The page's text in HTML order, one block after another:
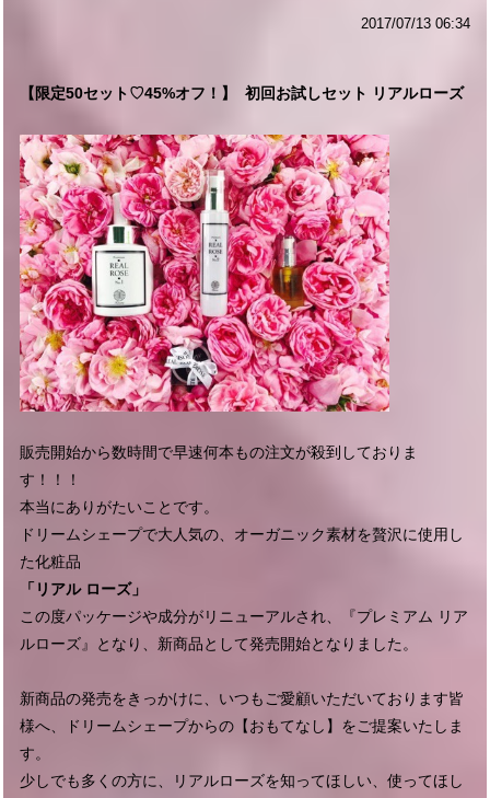
2017/07/13 06:34
【限定50セット♡45%オフ！】 初回お試しセット リアルローズ
販売開始から数時間で早速何本もの注文が殺到しておりま
す！！！
本当にありがたいことです。
ドリームシェープで大人気の、オーガニック素材を贅沢に使用し
た化粧品
「リアル ローズ」
この度パッケージや成分がリニューアルされ、『プレミアム リア
ルローズ』となり、新商品として発売開始となりました。
新商品の発売をきっかけに、いつもご愛顧いただいております皆
様へ、ドリームシェープからの【おもてなし】をご提案いたしま
す。
少しでも多くの方に、リアルローズを知ってほしい、使ってほし